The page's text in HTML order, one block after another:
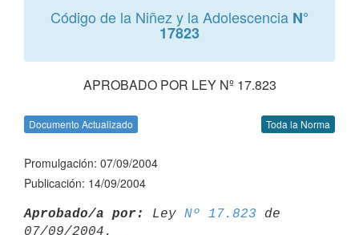
Código de la Niñez y la Adolescencia N°
17823
APROBADO POR LEY Nº 17.823
Documento Actualizado Toda la Norma
Promulgación: 07/09/2004
Publicación: 14/09/2004
Aprobado/a por: Ley Nº 17.823 de